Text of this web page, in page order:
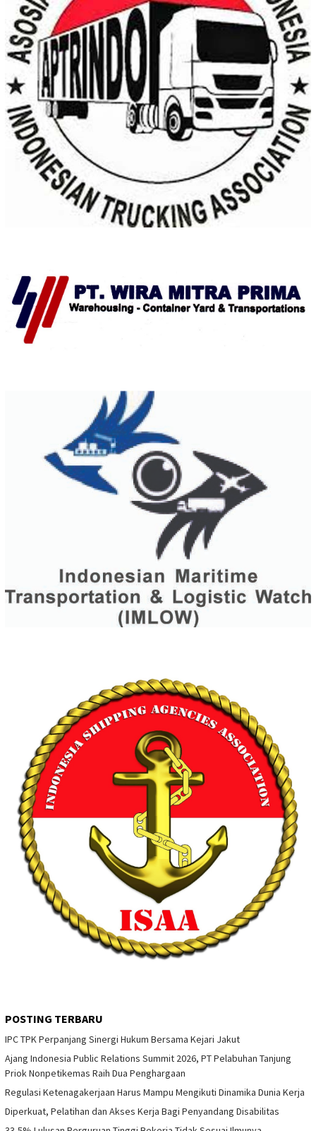
POSTING TERBARU
IPC TPK Perpanjang Sinergi Hukum Bersama Kejari Jakut
Ajang Indonesia Public Relations Summit 2026, PT Pelabuhan Tanjung
Priok Nonpetikemas Raih Dua Penghargaan
Regulasi Ketenagakerjaan Harus Mampu Mengikuti Dinamika Dunia Kerja
Diperkuat, Pelatihan dan Akses Kerja Bagi Penyandang Disabilitas